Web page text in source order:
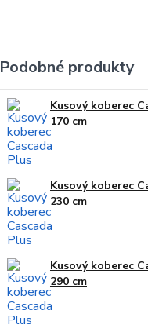
Podobné produkty
Kusový koberec
170 cm
Kusový koberec
230 cm
Kusový koberec
290 cm